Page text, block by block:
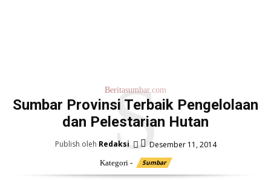
Beritasumbar.com
Sumbar Provinsi Terbaik Pengelolaan
dan Pelestarian Hutan
S
Publish oleh Redaksi Desember 11, 2014
Kategori - Sumbar